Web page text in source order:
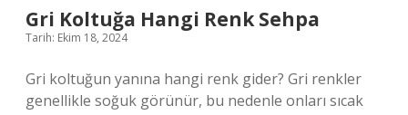
Gri Koltuğa Hangi Renk Sehpa
Tarih: Ekim 18, 2024
Gri koltuğun yanına hangi renk gider? Gri renkler
genellikle soğuk görünür, bu nedenle onları sıcak